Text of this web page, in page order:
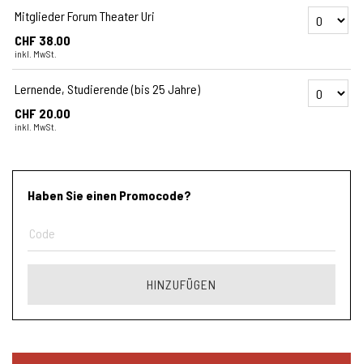
Mitglieder Forum Theater Uri
CHF 38.00
inkl. MwSt.
Anzahl
Lernende, Studierende (bis 25 Jahre)
CHF 20.00
inkl. MwSt.
Anzahl
Haben Sie einen Promocode?
HINZUFÜGEN